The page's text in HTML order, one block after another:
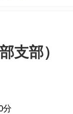
支部）
分